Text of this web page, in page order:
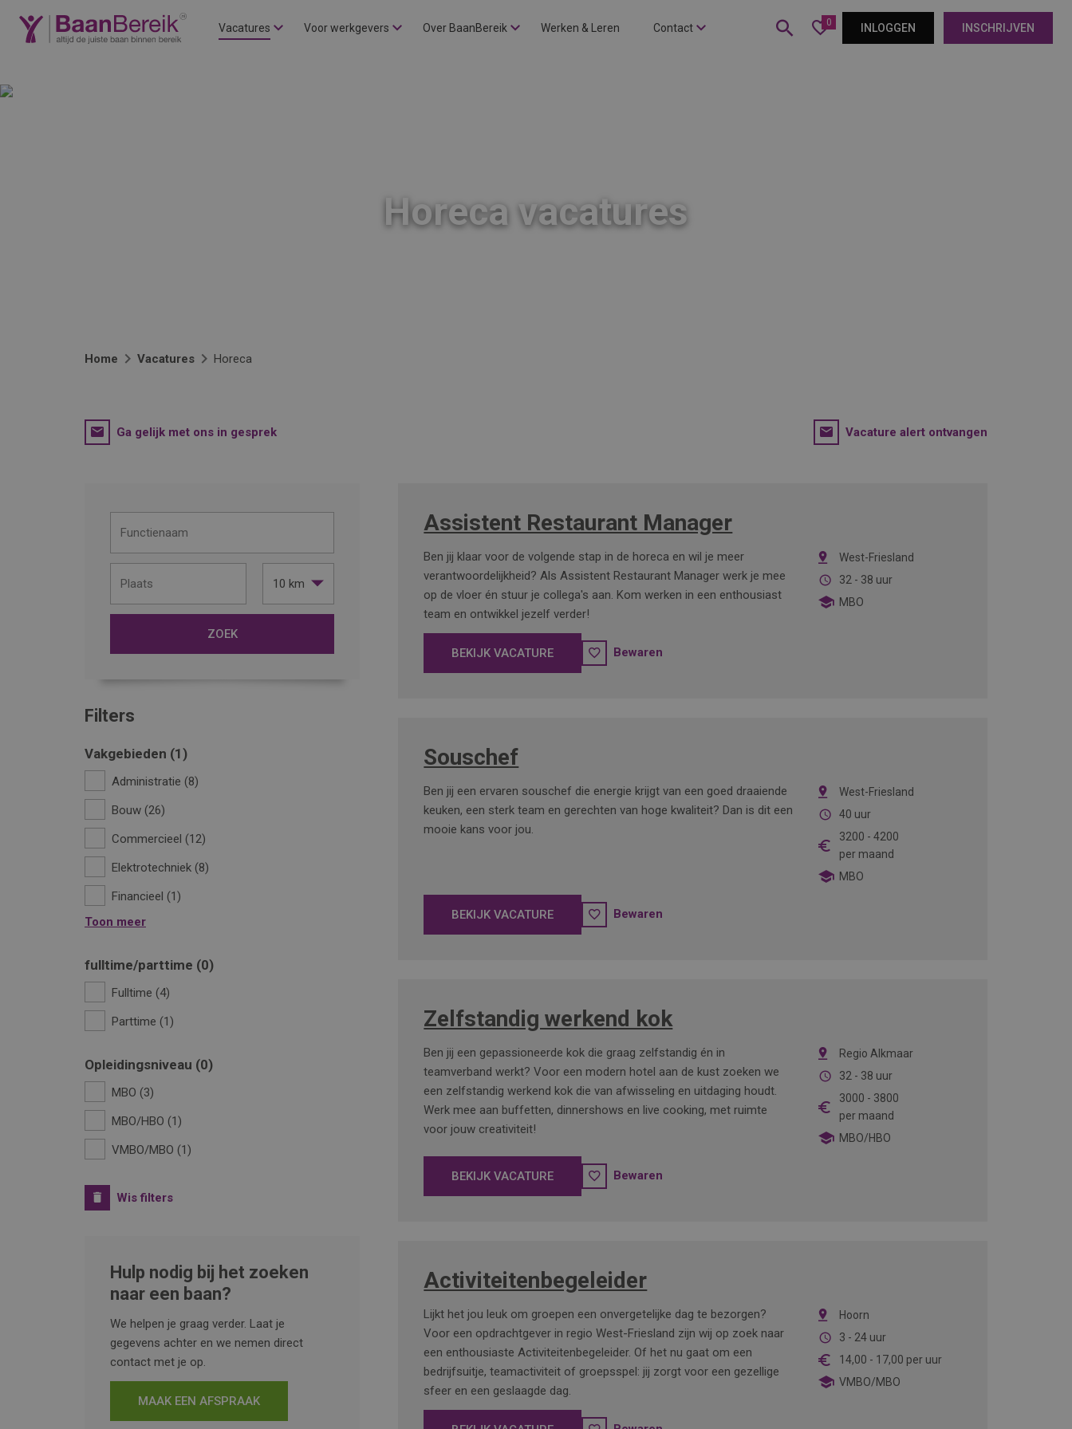
Vacatures Voor werkgevers Over BaanBereik Werken & Leren Contact 0 INLOGGEN INSCHRIJVEN
Horeca vacatures
Home Vacatures Horeca
Ga gelijk met ons in gesprek Vacature alert ontvangen
10 km
Filters
Vakgebieden 1
Administratie
8
Bouw 26
Commercieel
12
Elektrotechniek 8
Financieel
1
Toon meer
fulltime/parttime 0
Fulltime
4
Parttime
1
Opleidingsniveau 0
MBO
3
MBO/HBO
1
VMBO/MBO
1
Wis filters
Hulp nodig bij het zoeken
naar een baan?
We helpen je graag verder. Laat je
gegevens achter en we nemen direct
contact met je op.
MAAK EEN AFSPRAAK
Assistent Restaurant Manager
West-Friesland
32 - 38 uur
MBO
Ben jij klaar voor de volgende stap in de horeca en wil je meer
verantwoordelijkheid? Als Assistent Restaurant Manager werk je mee
op de vloer én stuur je collega's aan. Kom werken in een enthousiast
team en ontwikkel jezelf verder!
BEKIJK VACATURE Bewaren
Souschef
West-Friesland
40 uur
3200 - 4200
per maand
MBO
Ben jij een ervaren souschef die energie krijgt van een goed draaiende
keuken, een sterk team en gerechten van hoge kwaliteit? Dan is dit een
mooie kans voor jou.
BEKIJK VACATURE Bewaren
Zelfstandig werkend kok
Regio Alkmaar
32 - 38 uur
3000 - 3800
per maand
MBO/HBO
Ben jij een gepassioneerde kok die graag zelfstandig én in
teamverband werkt? Voor een modern hotel aan de kust zoeken we
een zelfstandig werkend kok die van afwisseling en uitdaging houdt.
Werk mee aan buffetten, dinnershows en live cooking, met ruimte
voor jouw creativiteit!
BEKIJK VACATURE Bewaren
Activiteitenbegeleider
Hoorn
3 - 24 uur
14,00 - 17,00 per uur
VMBO/MBO
Lijkt het jou leuk om groepen een onvergetelijke dag te bezorgen?
Voor een opdrachtgever in regio West-Friesland zijn wij op zoek naar
een enthousiaste Activiteitenbegeleider. Of het nu gaat om een
bedrijfsuitje, teamactiviteit of groepsspel: jij zorgt voor een gezellige
sfeer en een geslaagde dag.